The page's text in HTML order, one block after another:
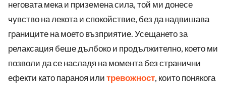
неговата мека и приземена сила, той ми донесе
чувство на лекота и спокойствие, без да надвишава
границите на моето възприятие. Усещането за
релаксация беше дълбоко и продължително, което ми
позволи да се насладя на момента без странични
ефекти като параноя илитревожност, които понякога